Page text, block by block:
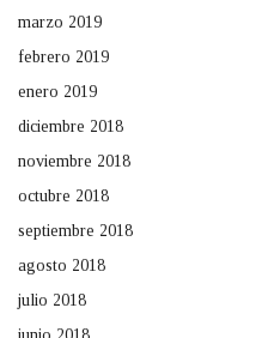
marzo 2019
febrero 2019
enero 2019
diciembre 2018
noviembre 2018
octubre 2018
septiembre 2018
agosto 2018
julio 2018